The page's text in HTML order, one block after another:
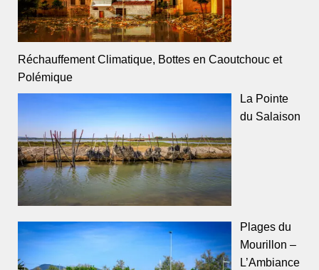
Réchauffement Climatique, Bottes en Caoutchouc et
Polémique
La Pointe
du Salaison
Plages du
Mourillon –
L’Ambiance